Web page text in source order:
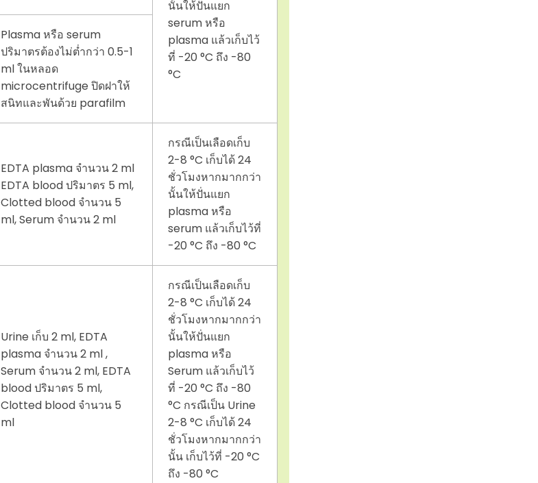
นั้นให้ปั่นแยก
serum หรือ
plasma แล้วเก็บไว้
ที่ -20 °C ถึง -80
°C
Plasma หรือ serum
ปริมาตรต้องไม่ต่ำกว่า 0.5-1
ml ในหลอด
microcentrifuge ปิดฝาให้
สนิทและพันด้วย parafilm
EDTA plasma จำนวน 2 ml
EDTA blood ปริมาตร 5 ml,
Clotted blood จำนวน 5
ml, Serum จำนวน 2 ml
กรณีเป็นเลือดเก็บ
2-8 °C เก็บได้ 24
ชั่วโมงหากมากกว่า
นั้นให้ปั่นแยก
plasma หรือ
serum แล้วเก็บไว้ที่
-20 °C ถึง -80 °C
Urine เก็บ 2 ml, EDTA
plasma จำนวน 2 ml ,
Serum จำนวน 2 ml, EDTA
blood ปริมาตร 5 ml,
Clotted blood จำนวน 5
ml
กรณีเป็นเลือดเก็บ
2-8 °C เก็บได้ 24
ชั่วโมงหากมากกว่า
นั้นให้ปั่นแยก
plasma หรือ
Serum แล้วเก็บไว้
ที่ -20 °C ถึง -80
°C กรณีเป็น Urine
2-8 °C เก็บได้ 24
ชั่วโมงหากมากกว่า
นั้น เก็บไว้ที่ -20 °C
ถึง -80 °C